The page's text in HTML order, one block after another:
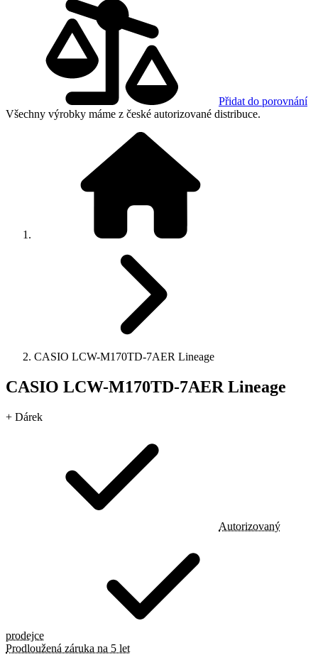
Přidat do porovnání
Všechny výrobky máme z české autorizované distribuce.
CASIO LCW-M170TD-7AER Lineage
CASIO LCW-M170TD-7AER Lineage
+ Dárek
Autorizovaný
prodejce
Prodloužená záruka na 5 let